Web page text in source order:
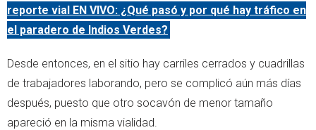
reporte vial EN VIVO: ¿Qué pasó y por qué hay tráfico en
el paradero de Indios Verdes?
Desde entonces, en el sitio hay carriles cerrados y cuadrillas
de trabajadores laborando, pero se complicó aún más días
después, puesto que otro socavón de menor tamaño
apareció en la misma vialidad.